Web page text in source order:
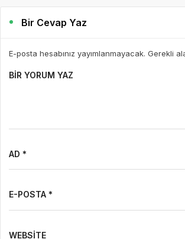
Bir Cevap Yaz
E-posta hesabınız yayımlanmayacak. Gerekli
BIR YORUM YAZ
AD *
E-POSTA *
WEBSITE